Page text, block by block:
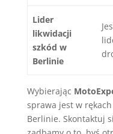
Lider
likwidacji
szkód w
Berlinie
Wybierając
sprawa jest w
Berlinie. Skontaktuj